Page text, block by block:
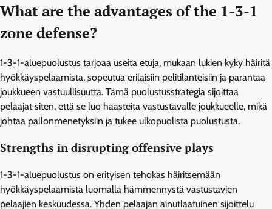
What are the advantages of the 1-3-1
zone defense?
1-3-1-aluepuolustus tarjoaa useita etuja, mukaan lukien kyky häiritä
hyökkäyspelaamista, sopeutua erilaisiin pelitilanteisiin ja parantaa
joukkueen vastuullisuutta. Tämä puolustusstrategia sijoittaa
pelaajat siten, että se luo haasteita vastustavalle joukkueelle, mikä
johtaa pallonmenetyksiin ja tukee ulkopuolista puolustusta.
Strengths in disrupting offensive plays
1-3-1-aluepuolustus on erityisen tehokas häiritsemään
hyökkäyspelaamista luomalla hämmennystä vastustavien
pelaajien keskuudessa. Yhden pelaajan ainutlaatuinen sijoittelu